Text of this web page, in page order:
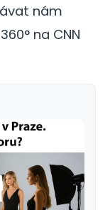
nám
na CNN